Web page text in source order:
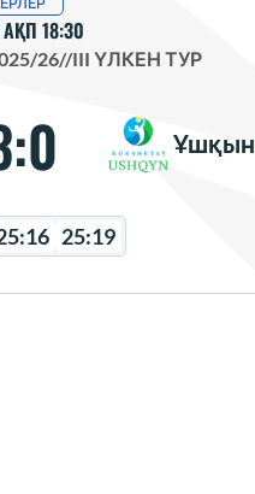
ЕРЛЕР
18:30
26//III ҮЛКЕН ТУР
Ұшқын
25:19